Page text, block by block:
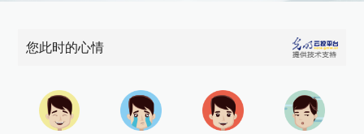
您此时的心情